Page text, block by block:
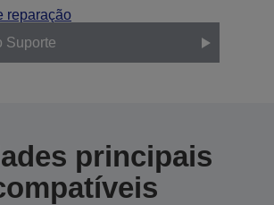
reparação
Suporte
principais